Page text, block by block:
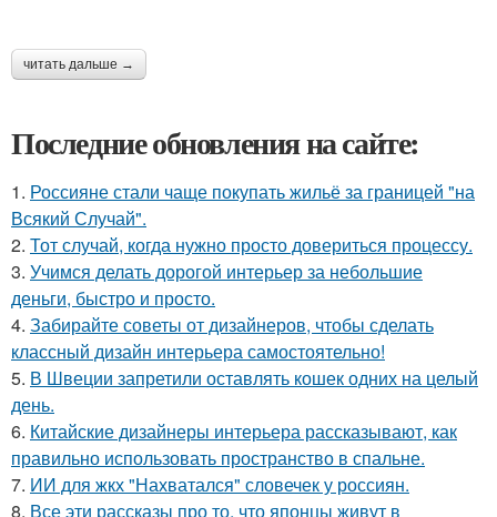
читать дальше →
Последние обновления на сайте:
1. Россияне стали чаще покупать жильё за границей "на
Всякий Случай".
2. Тот случай, когда нужно просто довериться процессу.
3. Учимся делать дорогой интерьер за небольшие
деньги, быстро и просто.
4. Забирайте советы от дизайнеров, чтобы сделать
классный дизайн интерьера самостоятельно!
5. В Швеции запретили оставлять кошек одних на целый
день.
6. Китайские дизайнеры интерьера рассказывают, как
правильно использовать пространство в спальне.
7. ИИ для жкх "Нахватался" словечек у россиян.
8. Все эти рассказы про то, что японцы живут в